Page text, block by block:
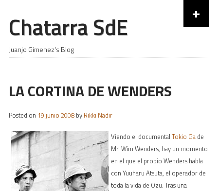
Chatarra SdE
Juanjo Gimenez's Blog
+
Skip to content
LA CORTINA DE WENDERS
Posted on 19 junio 2008by Rikki Nadir
Viendo el documental Tokio Gade
Mr. Wim Wenders, hay un momento
en el que el propio Wenders habla
con Yuuharu Atsuta, el operador de
toda la vida de Ozu. Tras una